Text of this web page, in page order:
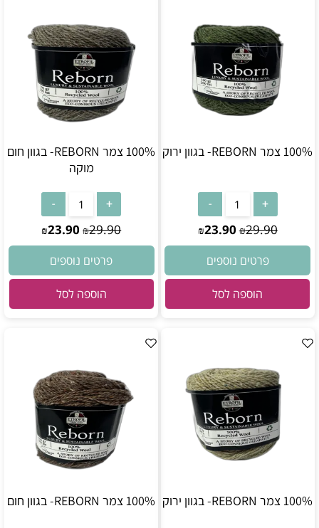
100% צמר REBORN- בגוון ירוק
₪29.90
₪23.90
פרטים נוספים
הוספה לסל
100% צמר REBORN- בגוון חום
מוקה
₪29.90
₪23.90
פרטים נוספים
הוספה לסל
100% צמר REBORN- בגוון ירוק 100% צמר REBORN- בגוון חום